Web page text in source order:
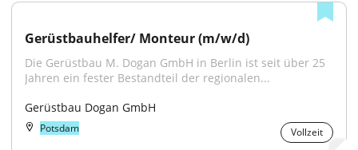
Gerüstbauhelfer/ Monteur (m/w/d)
Die Gerüstbau M. Dogan GmbH in Berlin ist seit über 25
Jahren ein fester Bestandteil der regionalen...
Gerüstbau Dogan GmbH
Potsdam Vollzeit